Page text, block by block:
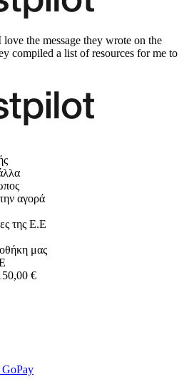
the message they wrote on the
compiled a list of resources for me to
αγορά
της Ε.Ε
μας
€